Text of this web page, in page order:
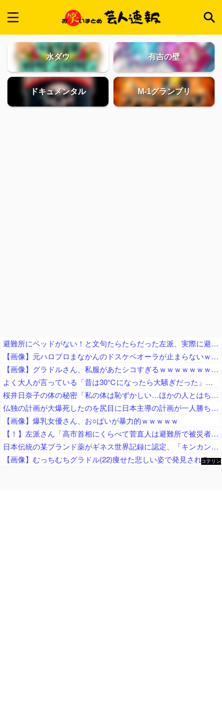
水ダウ 有吉の壁
ドキュメンタル M-1グランプリ
避難所にベッドがない！と文句たらたらだった左派、実際に避難所にベッドが搬入されてしまった結果……
【画像】元ハロプロまなかんのドスケベオーラが止まらないｗｗｗｗ
【画像】グラドルさん、私服があたシコすぎるｗｗｗｗｗｗｗｗｗｗｗｗｗｗｗｗｗｗｗｗｗｗｗｗｗｗｗｗｗｗｗｗｗｗｗｗｗｗ
よく大人が言っている「昔は30℃になったら大騒ぎだった」、過去の統計データから真実かどうか検証した結果……
桜井日奈子の体の秘密「私の体は恥ずかしい…ほかの人とはちょっと変わってるの」
仏独の計画が大爆死したのを尻目に日本主導の計画が一人勝ち状態に、日本政府がドイツを露骨に疫病神扱いして……
【画像】爆乳女優さん、お○ぱいが暴力的ｗｗｗｗｗ
【！】左派さん「高市首相にくらべて菅直人は避難所で被災者に怒鳴られテレビで流され健全！「仕込み」視察じゃない！」
日本伝統の某ブランド薬がギネス世界記録に認定、「キンカンは？」との声も出てくるが……
【画像】むっちむちグラドル(22)痩せた悲しい姿で発見されるｗｗ
コテリン